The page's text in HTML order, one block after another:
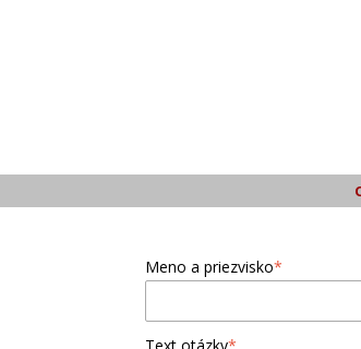
Meno a priezvisko*